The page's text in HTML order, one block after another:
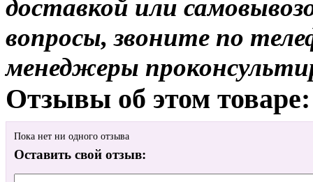
доставкой или
вопросы, звоните по
менеджеры
Отзывы об этом товаре:
Пока нет ни одного отзыва
Оставить свой отзыв: